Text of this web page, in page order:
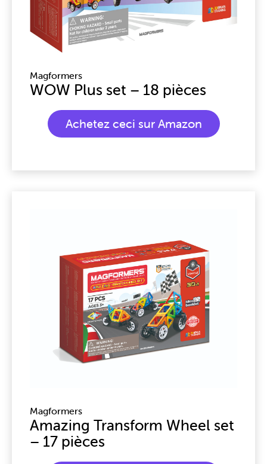
Magformers
WOW Plus set – 18 pièces
Achetez ceci sur Amazon
Magformers
Amazing Transform Wheel set
– 17 pièces